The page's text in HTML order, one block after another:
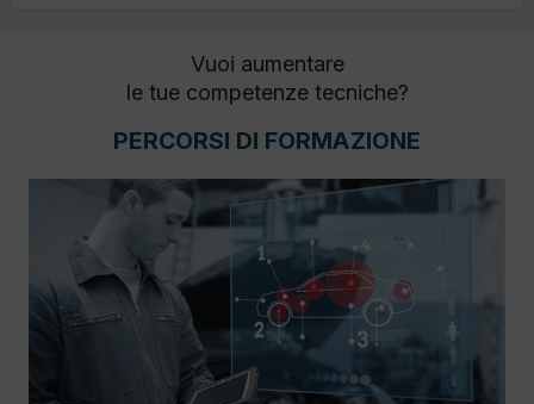
Vuoi aumentare
le tue competenze tecniche?
PERCORSI DI FORMAZIONE